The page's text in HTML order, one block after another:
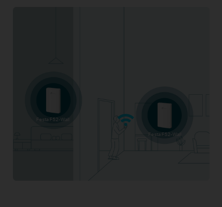
Festa F52-Wall
Festa F52-Wall